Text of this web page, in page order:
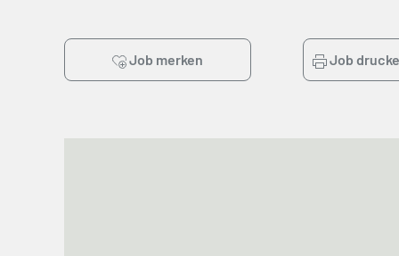
Job merken Job